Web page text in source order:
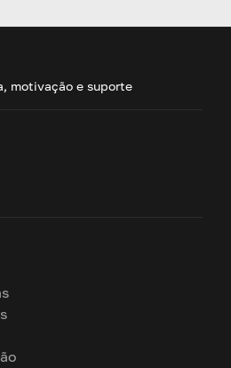
motivação e suporte